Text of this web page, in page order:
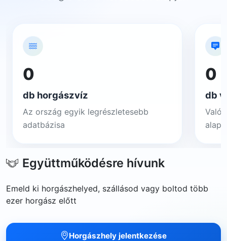
0
db horgászvíz
Az ország egyik legrészletesebb
adatbázisa
0
db
Együttműködésre hívunk
Emeld ki horgászhelyed, szállásod vagy boltod több
ezer horgász előtt
Horgászhely jelentkezése